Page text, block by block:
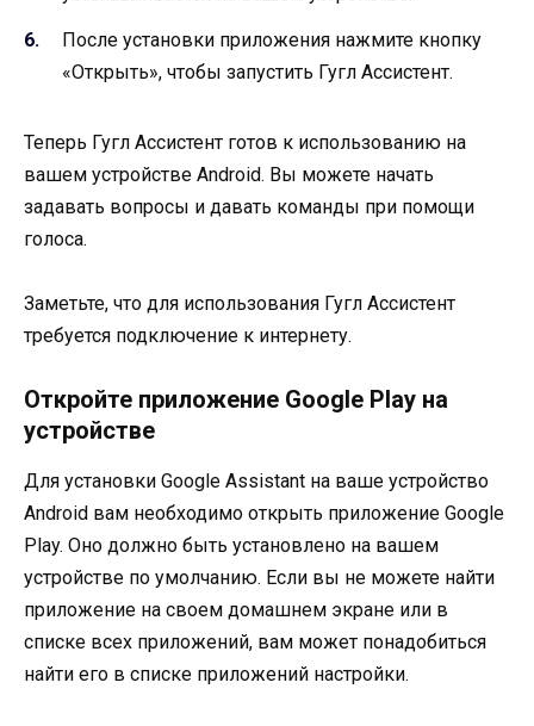
После установки приложения нажмите кнопку
«Открыть», чтобы запустить Гугл Ассистент.
Теперь Гугл Ассистент готов к использованию на
вашем устройстве Android. Вы можете начать
задавать вопросы и давать команды при помощи
голоса.
Заметьте, что для использования Гугл Ассистент
требуется подключение к интернету.
Откройте приложение Google Play на
устройстве
Для установки Google Assistant на ваше устройство
Android вам необходимо открыть приложение Google
Play. Оно должно быть установлено на вашем
устройстве по умолчанию. Если вы не можете найти
приложение на своем домашнем экране или в
списке всех приложений, вам может понадобиться
найти его в списке приложений настройки.